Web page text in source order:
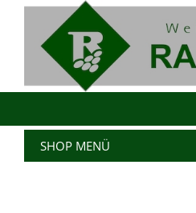
Zum
springen
SHOP MENÜ